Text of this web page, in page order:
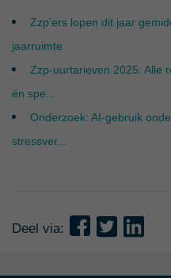
Zzp’ers lopen dit jaar
jaarruimte
Zzp-uurtarieven 2025: Alle
én spe...
Onderzoek: AI-gebruik
stressver...
Deel via: